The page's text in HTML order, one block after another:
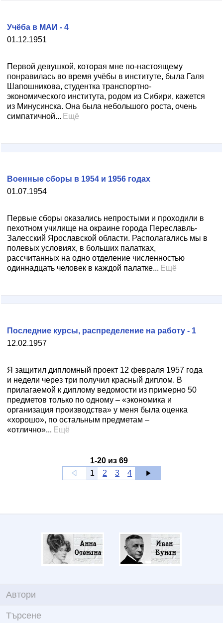
01.12.1951
Учёба в МАИ - 4
Первой девушкой, которая мне по-настоящему
понравилась во время учёбы в институте, была Галя
Шапошникова, студентка транспортно-
экономического института, родом из Сибири, кажется
из Минусинска. Она была небольшого роста, очень
симпатичной... Ещё
01.07.1954
Военные сборы в 1954 и 1956 годах
Первые сборы оказались непростыми и проходили в
пехотном училище на окраине города Переславль-
Залесский Ярославской области. Располагались мы в
полевых условиях, в больших палатках,
рассчитанных на одно отделение численностью
одиннадцать человек в каждой палатке... Ещё
12.02.1957
Последние курсы, распределение на работу - 1
Я защитил дипломный проект 12 февраля 1957 года
и недели через три получил красный диплом. В
прилагаемой к диплому ведомости из примерно 50
предметов только по одному – «экономика и
организация производства» у меня была оценка
«хорошо», по остальным предметам –
«отлично»... Ещё
1-20 из 69
1
2 3 4
Автори
Търсене